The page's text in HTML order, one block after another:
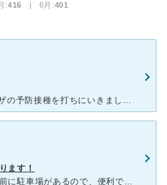
:416 | 6月:401
[症状・来院理由] インフルエンザの予防接種を打ちにいきました。 [感想・費用・待ち時間・看護師などスタッフの対応] 近くにできたので、インフルエンザの予防接種にいってきました。 建物は、綺麗
ます！
車で行きました。クリニックの前に駐車場があるので、便利でした。予約システムがあり、前日に翌日以降の時間予約ができるので、待ち時間を軽減することができて、小さな子供がいるので助かりました。待ち時間は、少